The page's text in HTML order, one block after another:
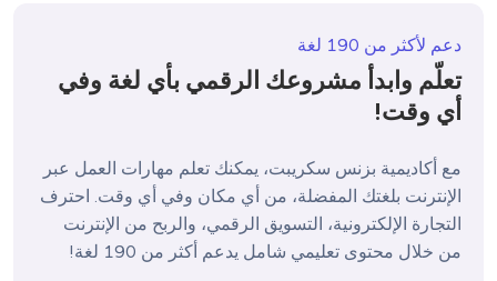
دعم لأكثر من 190 لغة
تعلّم وابدأ مشروعك الرقمي بأي لغة وفي
أي وقت!
مع أكاديمية بزنس سكريبت، يمكنك تعلم مهارات العمل عبر
الإنترنت بلغتك المفضلة، من أي مكان وفي أي وقت. احترف
التجارة الإلكترونية، التسويق الرقمي، والربح من الإنترنت
من خلال محتوى تعليمي شامل يدعم أكثر من 190 لغة!